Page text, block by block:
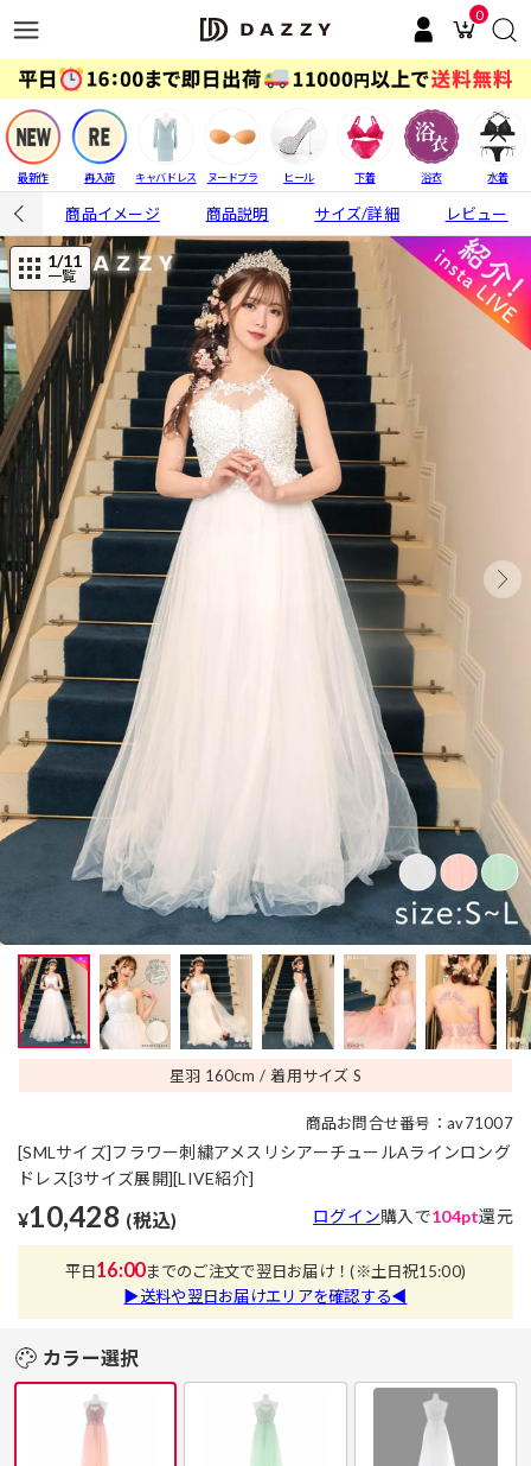
0
最新作 再入荷 キャバドレス ヌードブラ ヒール 下着 浴衣 水着
商品イメージ 商品説明 サイズ/詳細 レビュー
1/11
一覧
星羽 160cm 着用サイズ S
商品お問合せ番号：av71007
[SMLサイズ]フラワー刺繍アメスリシアーチュールAラインロング
ドレス[3サイズ展開][LIVE紹介]
¥10,428 (税込) ログイン購入で104pt還元
平日16:00までのご注文で翌日お届け！(※土日祝15:00)
▶送料や翌日お届けエリアを確認する◀
カラー選択